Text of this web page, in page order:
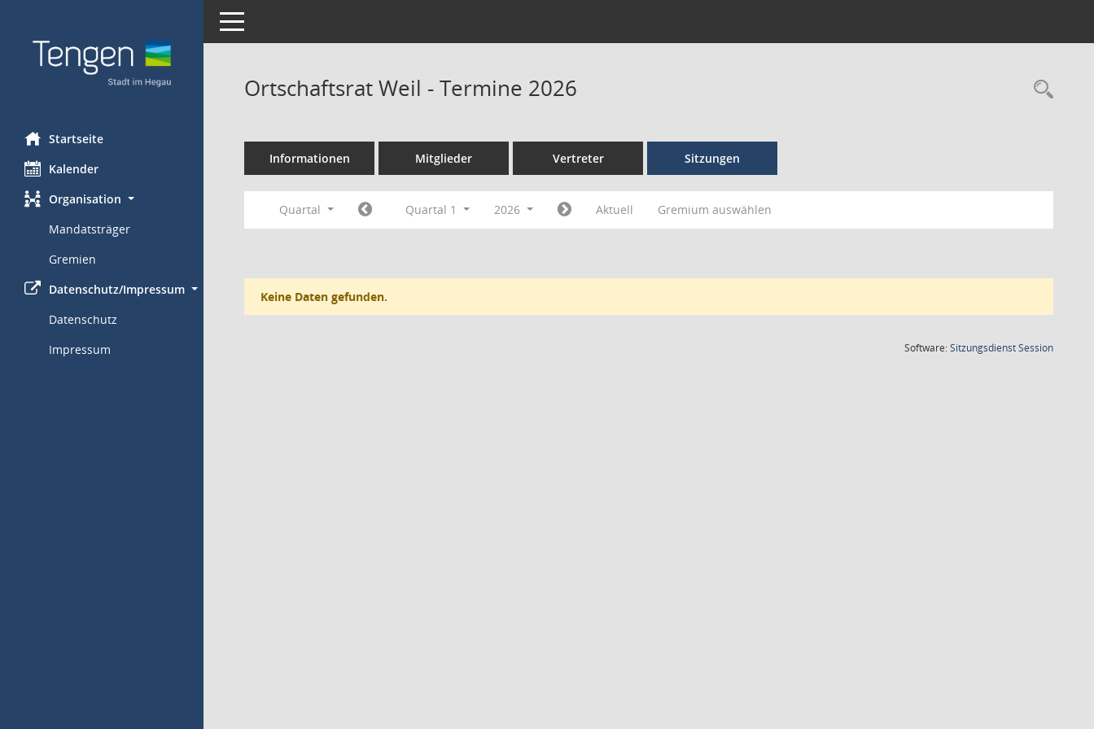
Startseite
Kalender
Organisation
Mandatsträger
Gremien
Datenschutz/Impressum
Datenschutz
Impressum
Toggle navigation
Ortschaftsrat Weil - Termine 2026
Informationen Mitglieder Vertreter Sitzungen
Quartal Quartal 1 2026 Aktuell Gremium auswählen
Keine Daten gefunden.
Software:SitzungsdienstSession(Wird in